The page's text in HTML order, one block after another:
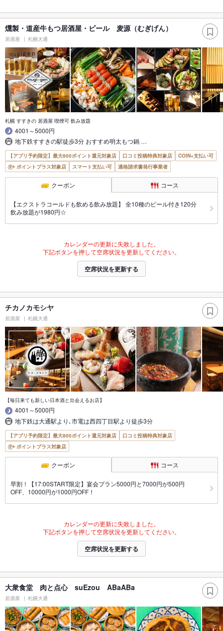
燻製・道産牛もつ居酒屋・ビール 麦源（むぎげん）
居酒屋 札幌大通
札幌 すすきの 居酒屋 喫煙可 飲み放題
4001～5000円
地下鉄すすきの駅徒歩3分 おすすめ明太もつ鍋 …
【アプリ予約限定】最大800ポイント還元対象店 口コミ投稿特典対象店
COIN+支払い可
ポイントプラス対象店
スマート支払い可 適格請求書発行事業者
クーポン コース
【エクストラコールドも飲める飲み放題】 全10種のビール付き120分
飲み放題が1980円☆
カレンダーの更新に失敗しました。
下記ボタンを押して空席状況を更新してください。
空席状況を更新する
チカノカモシヤ
居酒屋 札幌大通
【毎日来ても新しい日本酒と出会えるお店】
4001～5000円
地下鉄は大通駅より､市電は西四丁目駅より徒歩3分
【アプリ予約限定】最大800ポイント還元対象店
口コミ投稿特典対象店
ポイントプラス対象店
クーポン コース
早割！【17:00START限定】宴会プラン5000円と7000円が500円
OFF、10000円が1000円OFF！
カレンダーの更新に失敗しました。
下記ボタンを押して空席状況を更新してください。
空席状況を更新する
大衆食堂 肉と点心 suEzou ABaABa
居酒屋 札幌大通